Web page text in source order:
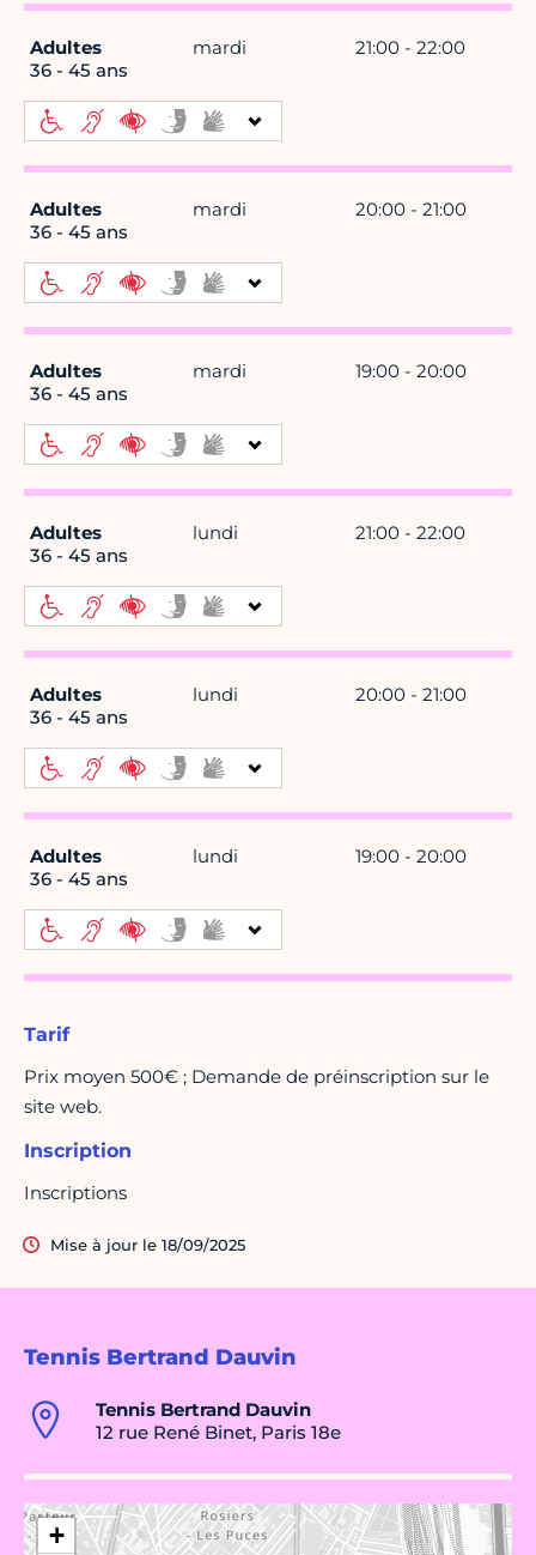
Tennis Bertrand Dauvin
Tennis Bertrand Dauvin
12 rue René Binet, Paris 18e
+
Adultes
36 - 45 ans
mardi 21:00 - 22:00
Adultes
36 - 45 ans
mardi 20:00 - 21:00
Adultes
36 - 45 ans
mardi 19:00 - 20:00
Adultes
36 - 45 ans
lundi 21:00 - 22:00
Adultes
36 - 45 ans
lundi 20:00 - 21:00
Adultes
36 - 45 ans
lundi 19:00 - 20:00
Tarif
Prix moyen 500€ ; Demande de préinscription sur le
site web.
Inscription
Inscriptions
Mise à jour le 18/09/2025